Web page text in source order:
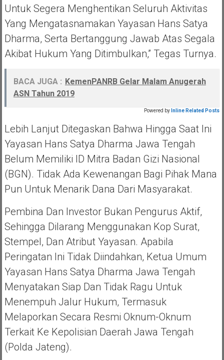
Untuk Segera Menghentikan Seluruh Aktivitas
Yang Mengatasnamakan Yayasan Hans Satya
Dharma, Serta Bertanggung Jawab Atas Segala
Akibat Hukum Yang Ditimbulkan,” Tegas Turnya.
BACA JUGA : KemenPANRB Gelar Malam Anugerah
ASN Tahun 2019
Powered by Inline Related Posts
Lebih Lanjut Ditegaskan Bahwa Hingga Saat Ini
Yayasan Hans Satya Dharma Jawa Tengah
Belum Memiliki ID Mitra Badan Gizi Nasional
(BGN). Tidak Ada Kewenangan Bagi Pihak Mana
Pun Untuk Menarik Dana Dari Masyarakat.
Pembina Dan Investor Bukan Pengurus Aktif,
Sehingga Dilarang Menggunakan Kop Surat,
Stempel, Dan Atribut Yayasan. Apabila
Peringatan Ini Tidak Diindahkan, Ketua Umum
Yayasan Hans Satya Dharma Jawa Tengah
Menyatakan Siap Dan Tidak Ragu Untuk
Menempuh Jalur Hukum, Termasuk
Melaporkan Secara Resmi Oknum-Oknum
Terkait Ke Kepolisian Daerah Jawa Tengah
(Polda Jateng).